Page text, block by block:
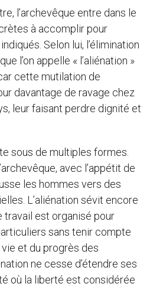
l’archevêque entre dans le
à accomplir pour
Selon lui, l’élimination
l’on appelle « l’aliénation »
cette mutilation de
davantage de ravage chez
leur faisant perdre dignité et
sous de multiples formes.
avec l’appétit de
les hommes vers des
L’aliénation sévit encore
travail est organisé pour
sans tenir compte
vie et du progrès des
ne cesse d’étendre ses
où la liberté est considérée